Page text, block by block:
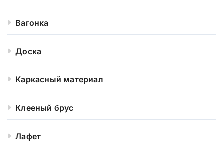
Вагонка
Доска
Каркасный материал
Клееный брус
Лафет